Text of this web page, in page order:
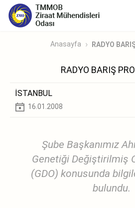
Anasayfa RADYO
RADYO BARIŞ
İSTANBUL
16.01.2008
Şube Başkanımız
Genetiği Değiştirilmiş
(GDO) konusunda
bulundu.